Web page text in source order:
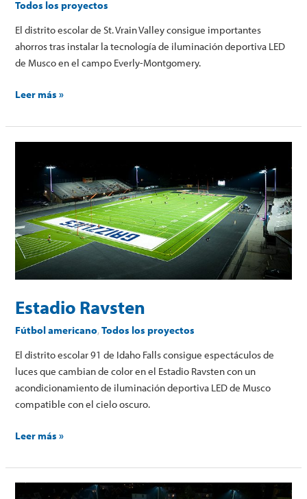
Todos los proyectos
El distrito escolar de St. Vrain Valley consigue importantes
ahorros tras instalar la tecnología de iluminación deportiva LED
de Musco en el campo Everly-Montgomery.
Leer más »
Estadio Ravsten
Fútbol americano,Todos los proyectos
El distrito escolar 91 de Idaho Falls consigue espectáculos de
luces que cambian de color en el Estadio Ravsten con un
acondicionamiento de iluminación deportiva LED de Musco
compatible con el cielo oscuro.
Ravsten
Leer más »
Hellerup